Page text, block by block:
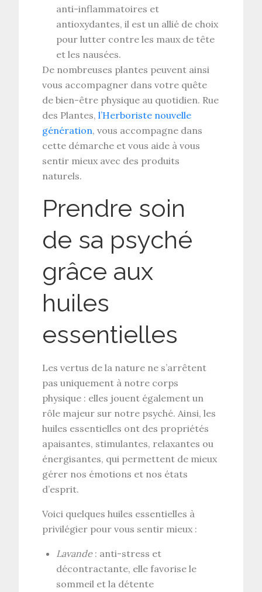
anti-inflammatoires et
antioxydantes, il est un allié de choix
pour lutter contre les maux de tête
et les nausées.
De nombreuses plantes peuvent ainsi
vous accompagner dans votre quête
de bien-être physique au quotidien. Rue
des Plantes,l’Herboriste nouvelle
génération, vous accompagne dans
cette démarche et vous aide à vous
sentir mieux avec des produits
naturels.
Prendre soin
de sa psyché
grâce aux
huiles
essentielles
Les vertus de la nature ne s’arrêtent
pas uniquement à notre corps
physique : elles jouent également un
rôle majeur sur notre psyché. Ainsi, les
huiles essentielles ont des propriétés
apaisantes, stimulantes, relaxantes ou
énergisantes, qui permettent de mieux
gérer nos émotions et nos états
d’esprit.
Voici quelques huiles essentielles à
privilégier pour vous sentir mieux :
Lavande: anti-stress et
décontractante, elle favorise le
sommeil et la détente